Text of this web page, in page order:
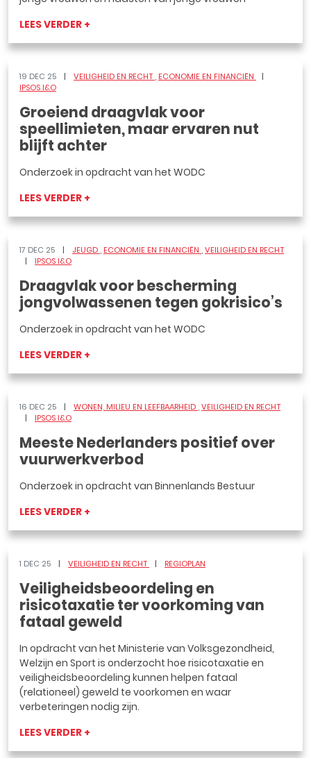
LEES VERDER +
19 DEC 25 VEILIGHEID EN RECHT ECONOMIE EN FINANCIËN
IPSOS I&O
Groeiend draagvlak voor
speellimieten, maar ervaren nut
blijft achter
Onderzoek in opdracht van het WODC
LEES VERDER +
17 DEC 25 JEUGD ECONOMIE EN FINANCIËN VEILIGHEID EN RECHT
IPSOS I&O
Draagvlak voor bescherming
jongvolwassenen tegen gokrisico’s
Onderzoek in opdracht van het WODC
LEES VERDER +
16 DEC 25 WONEN, MILIEU EN LEEFBAARHEID VEILIGHEID EN RECHT
IPSOS I&O
Meeste Nederlanders positief over
vuurwerkverbod
Onderzoek in opdracht van Binnenlands Bestuur
LEES VERDER +
1 DEC 25 VEILIGHEID EN RECHT REGIOPLAN
Veiligheidsbeoordeling en
risicotaxatie ter voorkoming van
fataal geweld
In opdracht van het Ministerie van Volksgezondheid,
Welzijn en Sport is onderzocht hoe risicotaxatie en
veiligheidsbeoordeling kunnen helpen fataal
(relationeel) geweld te voorkomen en waar
verbeteringen nodig zijn.
LEES VERDER +